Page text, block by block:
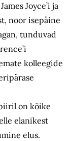
Joyce’i ja
noor isepäine
tunduvad
kolleegide
on kõike
elanikest
elus.